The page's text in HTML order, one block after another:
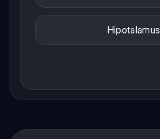
Hipotalamus